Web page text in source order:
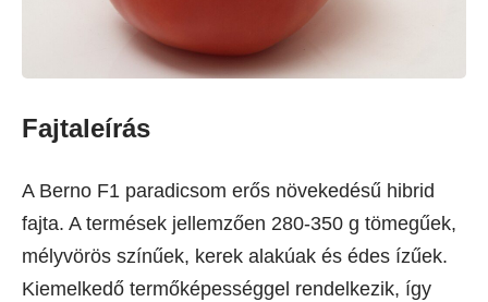
Fajtaleírás
A Berno F1 paradicsom erős növekedésű hibrid
fajta. A termések jellemzően 280-350 g tömegűek,
mélyvörös színűek, kerek alakúak és édes ízűek.
Kiemelkedő termőképességgel rendelkezik, így